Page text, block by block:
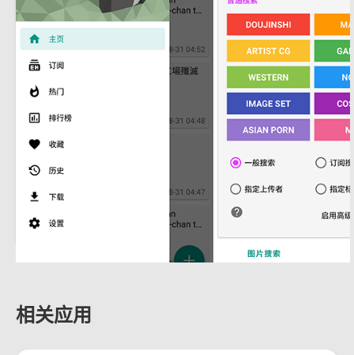
相关应用